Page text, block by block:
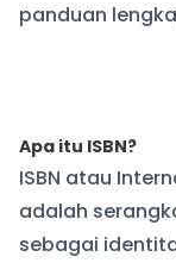
panduan
Apa itu ISBN?
ISBN atau
adalah
sebagai